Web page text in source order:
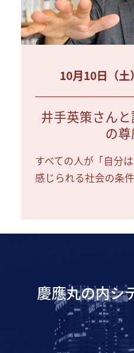
10月10日（土
井手英策さん
の尊
すべての人が「自分
感じられる社会の条件
慶應丸の内シ